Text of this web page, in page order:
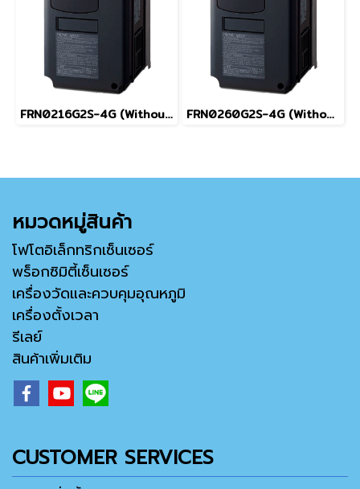
FRN0216G2S-4G (Without Keypad) FRN0260G2S-4G (Without Keypad)
หมวดหมู่สินค้า
โฟโตอิเล็กทริกเซ็นเซอร์
พร็อกซิมิตี้เซ็นเซอร์
เครื่องวัดและควบคุมอุณหภูมิ
เครื่องตั้งเวลา
รีเลย์
สินค้าเพิ่มเติม
CUSTOMER SERVICES